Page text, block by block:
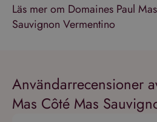
Läs mer om Domaines Paul
Sauvignon Vermentino
Användarrecensioner
Mas Côté Mas